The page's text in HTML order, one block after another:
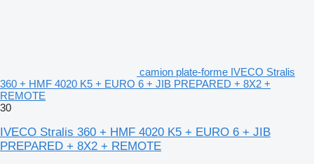
camion plate-forme IVECO Stralis
360 + HMF 4020 K5 + EURO 6 + JIB PREPARED + 8X2 +
REMOTE
30
IVECO Stralis 360 + HMF 4020 K5 + EURO 6 + JIB
PREPARED + 8X2 + REMOTE